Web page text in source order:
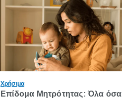
Χρήσιμα
Επίδομα Μητρότητας: Όλα όσα